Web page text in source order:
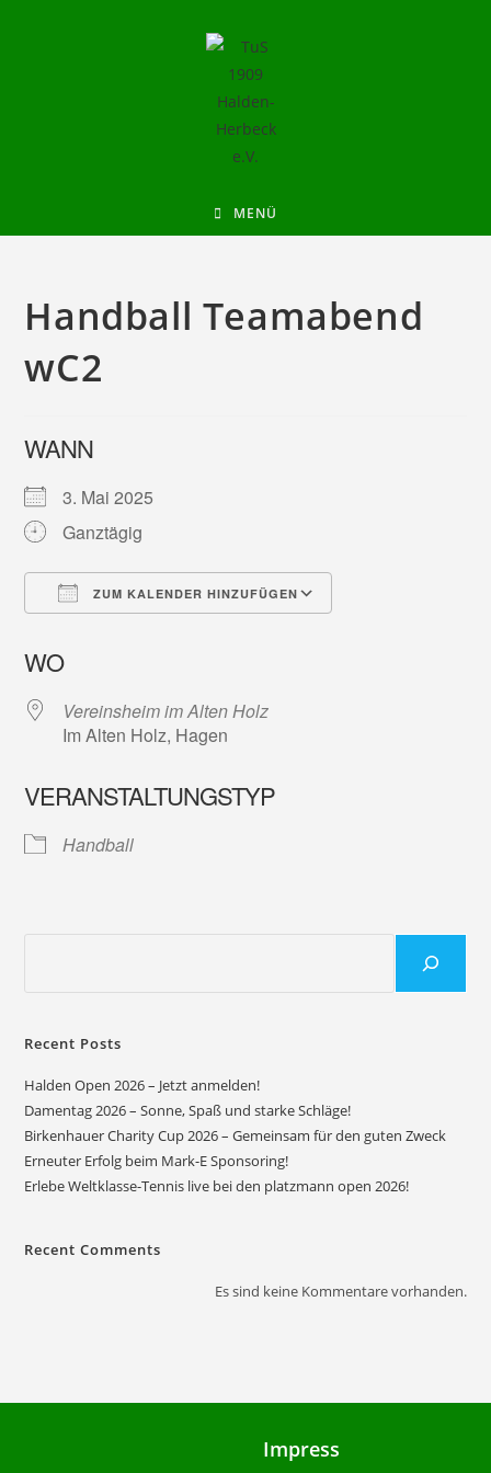
MENÜ
Handball Teamabend
wC2
WANN
3. Mai 2025
Ganztägig
ZUM KALENDER HINZUFÜGEN
WO
Vereinsheim im Alten Holz
Im Alten Holz, Hagen
VERANSTALTUNGSTYP
Handball
Recent Posts
Halden Open 2026 – Jetzt anmelden!
Damentag 2026 – Sonne, Spaß und starke Schläge!
Birkenhauer Charity Cup 2026 – Gemeinsam für den guten Zweck
Erneuter Erfolg beim Mark-E Sponsoring!
Erlebe Weltklasse-Tennis live bei den platzmann open 2026!
Recent Comments
Es sind keine Kommentare vorhanden.
Impress